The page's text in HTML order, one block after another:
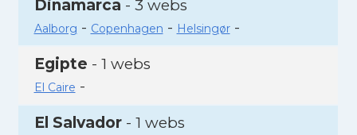
Dinamarca - 3 webs
Aalborg - Copenhagen - Helsingør-
Egipte - 1 webs
El Caire -
El Salvador- 1 webs